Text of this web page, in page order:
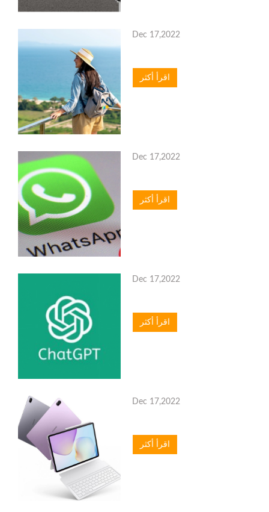
Dec 17,2022
اقرأ أكثر
Dec 17,2022
اقرأ أكثر
Dec 17,2022
اقرأ أكثر
Dec 17,2022
اقرأ أكثر